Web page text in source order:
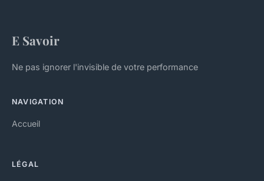
E Savoir
Ne pas ignorer l'invisible de votre performance
NAVIGATION
Accueil
LÉGAL